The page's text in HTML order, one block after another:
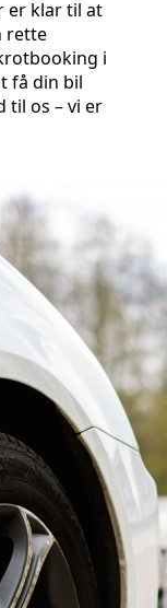
er klar til at
rette
i
få din bil
til os – vi er